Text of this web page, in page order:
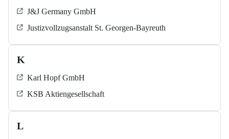
J&J Germany GmbH
Justizvollzugsanstalt St. Georgen-Bayreuth
K
Karl Hopf GmbH
KSB Aktiengesellschaft
L